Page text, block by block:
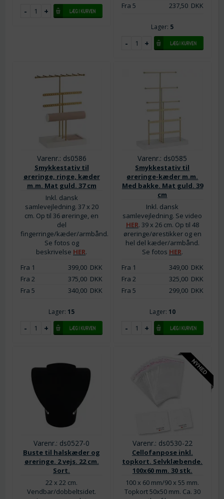
Fra 5
237,50DKK
Lager: 5
Varenr.: ds0586
Smykkestativ til
øreringe, ringe, kæder
m.m. Mat guld. 37 cm
Inkl. dansk
samlevejledning. 37 x 20
cm. Op til 36 øreringe, en
del
fingerringe/kæder/armbånd.
Se fotos og
beskrivelse HER.
Fra 1
399,00DKK
Fra 2
375,00DKK
Fra 5
340,00DKK
Lager: 15
Varenr.: ds0585
Smykkestativ til
øreringe-kæder m.m.
Med bakke. Mat guld. 39
cm
Inkl. dansk
samlevejledning. Se video
HER. 39 x 26 cm. Op til 48
øreringe/ørestikker og en
hel del kæder/armbånd.
Se fotos HER.
Fra 1
349,00DKK
Fra 2
325,00DKK
Fra 5
299,00DKK
Lager: 10
Varenr.: ds0527-0
Buste til halskæder og
øreringe. 2 vejs. 22 cm.
Sort.
22 x 22 cm.
Vendbar/dobbeltsidet.
Varenr.: ds0530-22
Cellofanpose inkl.
topkort. Selvklæbende.
100x60 mm. 30 stk.
100 x 60 mm/90 x 55 mm.
Topkort 50x50 mm. Ca. 30